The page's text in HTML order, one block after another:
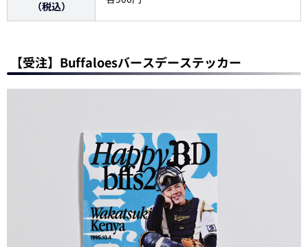
（税込）
【受注】Buffaloesバースデーステッカー